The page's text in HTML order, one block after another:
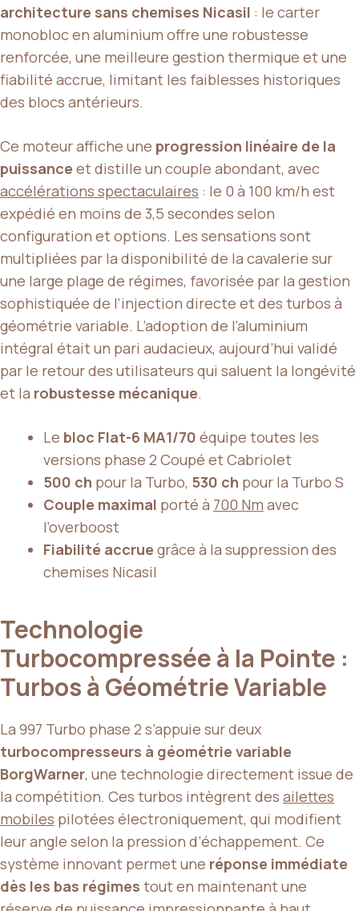
architecture sans chemises Nicasil : le carter
monobloc en aluminium offre une robustesse
renforcée, une meilleure gestion thermique et une
fiabilité accrue, limitant les faiblesses historiques
des blocs antérieurs.
Ce moteur affiche une progression linéaire de la
puissance et distille un couple abondant, avec
accélérations spectaculaires : le 0 à 100 km/h est
expédié en moins de 3,5 secondes selon
configuration et options. Les sensations sont
multipliées par la disponibilité de la cavalerie sur
une large plage de régimes, favorisée par la gestion
sophistiquée de l’injection directe et des turbos à
géométrie variable. L’adoption de l’aluminium
intégral était un pari audacieux, aujourd’hui validé
par le retour des utilisateurs qui saluent la longévité
et la robustesse mécanique.
Le bloc Flat-6 MA1/70 équipe toutes les
versions phase 2 Coupé et Cabriolet
500 ch pour la Turbo, 530 ch pour la Turbo S
Couple maximal porté à 700 Nm avec
l’overboost
Fiabilité accrue grâce à la suppression des
chemises Nicasil
Technologie
Turbocompressée à la Pointe :
Turbos à Géométrie Variable
La 997 Turbo phase 2 s’appuie sur deux
turbocompresseurs à géométrie variable
BorgWarner, une technologie directement issue de
la compétition. Ces turbos intègrent des ailettes
mobiles pilotées électroniquement, qui modifient
leur angle selon la pression d’échappement. Ce
système innovant permet une réponse immédiate
dès les bas régimes tout en maintenant une